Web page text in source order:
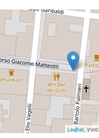
Leaflet, \r\n©